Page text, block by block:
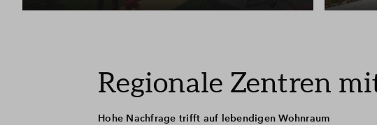
Regionale Zentren
Hohe Nachfrage trifft auf lebendigen Wohnraum